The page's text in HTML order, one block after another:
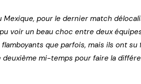
Mexique, pour le dernier match
voir un beau choc entre deux
que parfois, mais ils ont
mi-temps pour faire la